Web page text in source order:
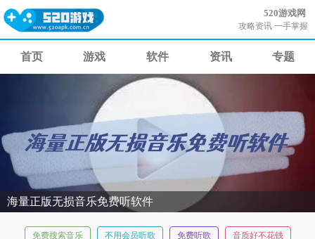
520游戏网
攻略资讯 一手掌握
首页 游戏 软件 资讯 专题
海量正版无损音乐免费听软件
免费搜索音乐 不用会员听歌 免费听歌 音质好不花钱